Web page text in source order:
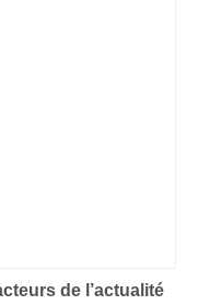
de l’actualité